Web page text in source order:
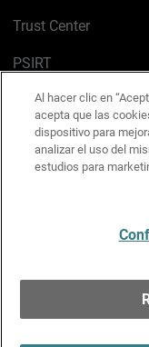
Trust Center
PSIRT
Política de cookies
Política de
Kit de medios y
Al hacer clic en
acepta que las
dispositivo para
analizar el uso del
estudios para